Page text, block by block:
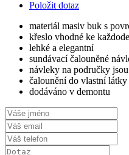
Položit dotaz
materiál masiv buk s
křeslo vhodné ke
lehké a elegantní
sundávací čalouněné
návleky na područky
čalounění do vlastní látky
dodáváno v demontu